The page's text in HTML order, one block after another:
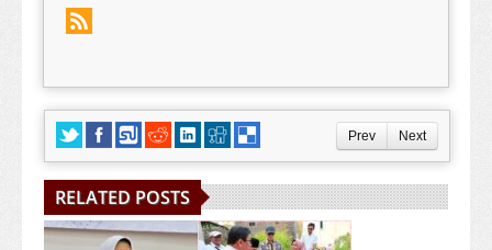
Prev Next
RELATED POSTS